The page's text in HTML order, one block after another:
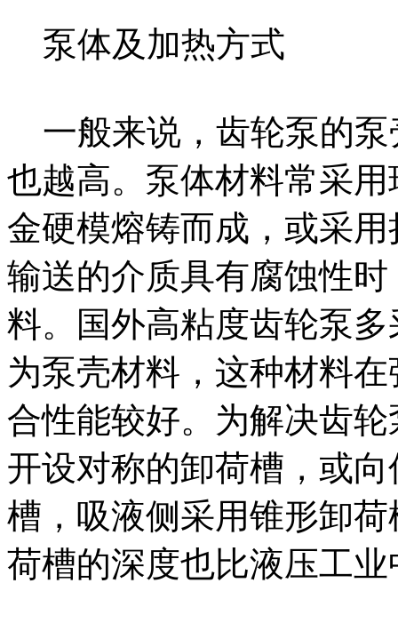
泵体及加热方式
一般来说，齿轮泵的泵
也越高。泵体材料常采
金硬模熔铸而成，或采
输送的介质具有腐蚀性
料。国外高粘度齿轮泵
为泵壳材料，这种材料
合性能较好。为解决齿
开设对称的卸荷槽，或
槽，吸液侧采用锥形卸
荷槽的深度也比液压工